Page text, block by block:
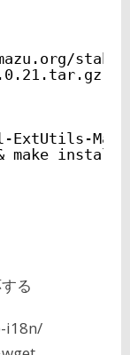
make install
る
i18n/